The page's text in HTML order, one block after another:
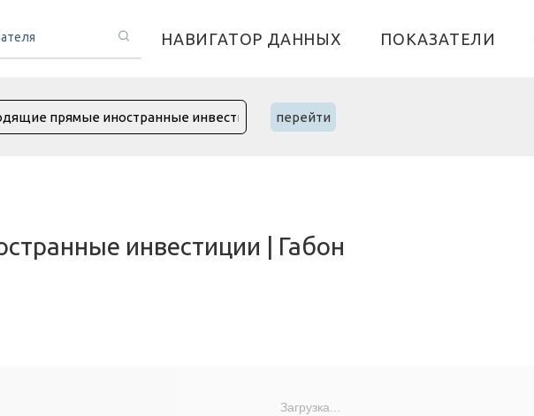
НАВИГАТОР ДАННЫХ ПОКАЗАТЕЛИ
перейти
инвестиции | Габон
Загрузка...